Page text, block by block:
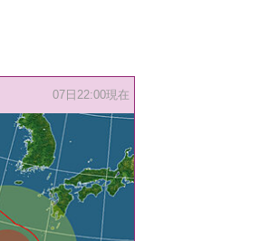
07日22:00現在